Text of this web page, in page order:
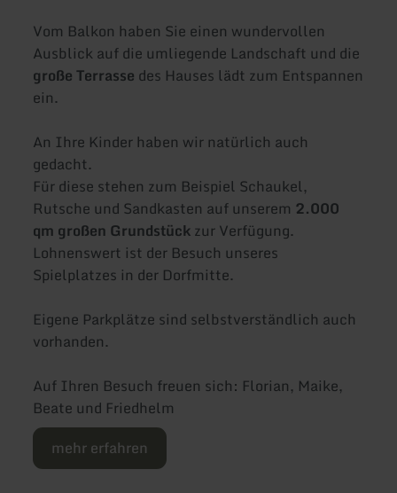
Vom Balkon haben Sie einen wundervollen
Ausblick auf die umliegende Landschaft und die
große Terrasse des Hauses lädt zum Entspannen
ein.
An Ihre Kinder haben wir natürlich auch
gedacht.
Für diese stehen zum Beispiel Schaukel,
Rutsche und Sandkasten auf unserem 2.000
qm großen Grundstückzur Verfügung.
Lohnenswert ist der Besuch unseres
Spielplatzes in der Dorfmitte.
Eigene Parkplätze sind selbstverständlich auch
vorhanden.
Auf Ihren Besuch freuen sich: Florian, Maike,
Beate und Friedhelm
mehr erfahren